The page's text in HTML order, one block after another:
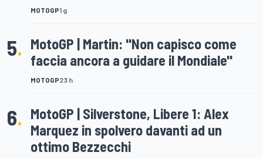
MOTOGP1 g
5.
MOTOGP23 h
MotoGP | Martin: "Non capisco come
faccia ancora a guidare il Mondiale"
6. MotoGP | Silverstone, Libere 1: Alex
Marquez in spolvero davanti ad un
ottimo Bezzecchi